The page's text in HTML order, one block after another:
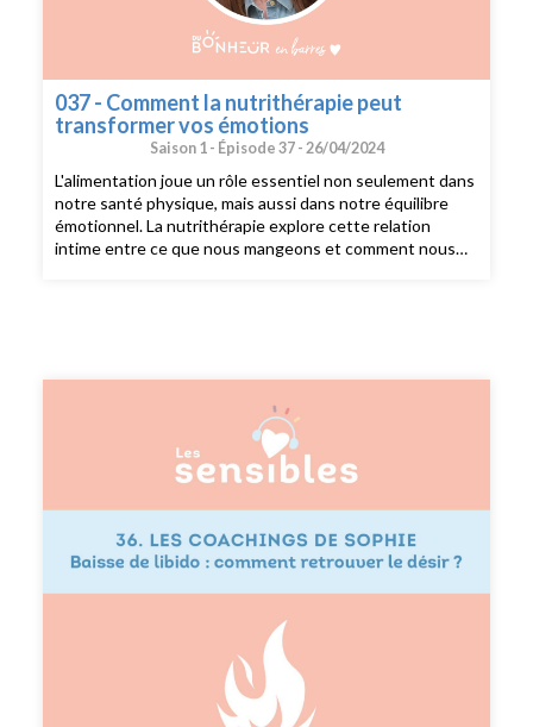
037 - Comment la nutrithérapie peut
transformer vos émotions
Saison 1 - Épisode 37 - 26/04/2024
L'alimentation joue un rôle essentiel non seulement dans
notre santé physique, mais aussi dans notre équilibre
émotionnel. La nutrithérapie explore cette relation
intime entre ce que nous mangeons et comment nous
Chapitres : Introduction Isabelle Bouclier, qui es-tu ?
Qu’est-ce que la nutrithérapie ? En quoi elle diffère de la
nutrition traditionnelle ? Comment la nutrithérapie peut-
elle contribuer à l’équilibre émotionnel et mental ?
Comment la nutrithérapie peut accompagner les
émotionnelle ? Quels seraient les aspects clés d’un plan
alimentaire adapté aux personnes hypersensibles ?
hypersensibles en matière de bien-être global ?
Comment se passe un accompagnement en
nutrithérapie avec toi ? Pour découvrir Isabelle Bouclier :
Site internet : fr.isaboucliernutrition.com Instagram :